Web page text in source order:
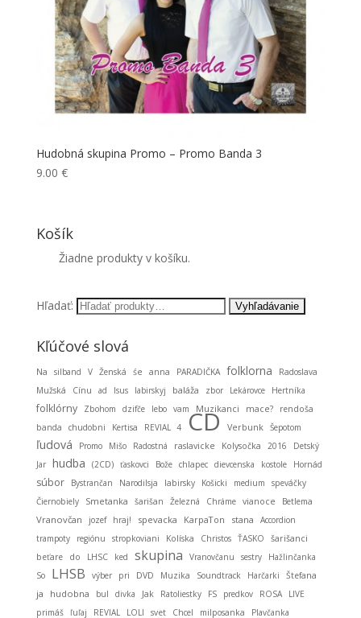
Hudobná skupina Promo – Promo Banda 3
9.00 €
Košík
Žiadne produkty v košíku.
Hľadať:
Kľúčové slová
Na silband V Ženská śe anna PARADIČKA folklorna
Radoslava
Mužská
Cínu ad Isus labirskyj baláža zbor Lekárovce Hertníka
folklórny Zbohom dzifče lebo vam Muzikanci mace?
rendoša
banda
chudobni Kertisa REVIAL 4 CD Verbunk Šepotom
ľudová Promo Mišo Radostná raslavicke Kolysočka 2016
Detský
Jar hudba (2CD) ťaskovci Bože chlapec dievcenska kostole Hornád
súbor Bystrančan Narodilsja labirsky Košicki medium
speváčky
Čiernobiely
Smetanka šarišan Železná Chráme vianoce Betlema
Vranovčan jozef hraj! spevacka KarpaTon stana
Accordion
trampoty
regiónu stropkoviani Kolíska Christos ŤASKO
šarišanci
beťare
do LHSC ked skupina Vranovčanu sestry
Hažlinčanka
So
LHSB výber pri DVD Muzika Soundtrack Harčarki Štefana
ja hudobna bul divka Jak Ratoliestky FS predkov ROSA
LIVE
primáš
ľuľaj REVIAL LOLI svet Chcel milposanka
Plavčanka